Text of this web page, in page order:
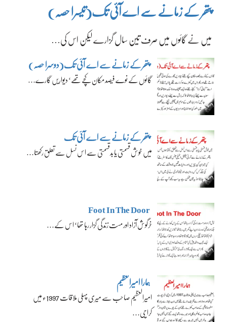
پتھر کے زمانے سے اے آئی تک(تیسرا حصہ)
میں نے گائوں میں صرف تین سال گزارے لیکن اس کی…
پتھر کے زمانے سے اے آئی تک(دوسرا حصہ)
گائوں کے نوے فیصد مکان کچے تھے‘ دیواریں گارے…
پتھر کے زمانے سے اے آئی تک
میں خوش قسمتی یا بدقسمتی سے اس نسل سے تعلق رکھتا…
Foot In The Door
خرگوش آزاد اور مست زندگی گزار رہا تھا‘ اس کے…
ہمارا امیرالعظیم
امیرالعظیم صاحب سے میری پہلی ملاقات 1997ء میں
کراچی…